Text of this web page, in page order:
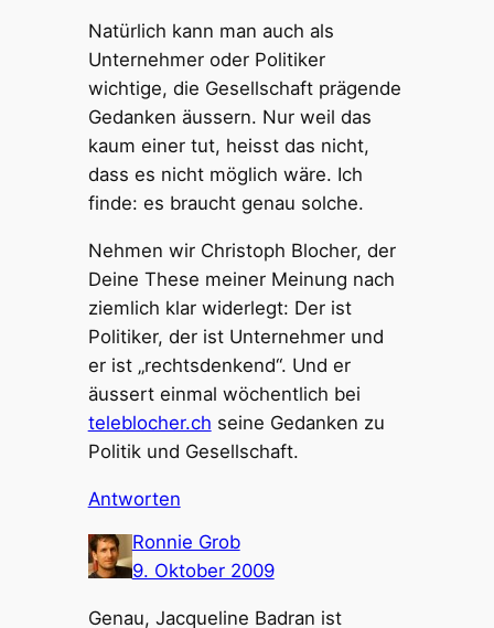
Natürlich kann man auch als
Unternehmer oder Politiker
wichtige, die Gesellschaft prägende
Gedanken äussern. Nur weil das
kaum einer tut, heisst das nicht,
dass es nicht möglich wäre. Ich
finde: es braucht genau solche.
Nehmen wir Christoph Blocher, der
Deine These meiner Meinung nach
ziemlich klar widerlegt: Der ist
Politiker, der ist Unternehmer und
er ist „rechtsdenkend“. Und er
äussert einmal wöchentlich bei
teleblocher.ch seine Gedanken zu
Politik und Gesellschaft.
Antworten
Ronnie Grob
9. Oktober 2009
Genau, Jacqueline Badran ist